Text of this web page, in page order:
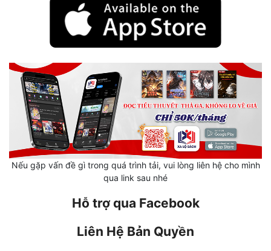
Làm Giàu
Lịch Sử
Mưu Mô
Mạt Thế
Nếu gặp vấn đề gì trong quá trình tải, vui lòng liên hệ cho mình
qua link sau nhé
Hỗ trợ qua Facebook
Liên Hệ Bản Quyền